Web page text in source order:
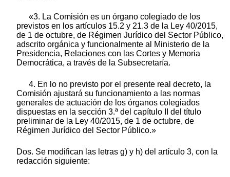
«3. La Comisión es un órgano colegiado de los
previstos en los artículos 15.2 y 21.3 de la Ley 40/2015,
de 1 de octubre, de Régimen Jurídico del Sector Público,
adscrito orgánica y funcionalmente al Ministerio de la
Presidencia, Relaciones con las Cortes y Memoria
Democrática, a través de la Subsecretaría.
4. En lo no previsto por el presente real decreto, la
Comisión ajustará su funcionamiento a las normas
generales de actuación de los órganos colegiados
dispuestas en la sección 3.ª del capítulo II del título
preliminar de la Ley 40/2015, de 1 de octubre, de
Régimen Jurídico del Sector Público.»
Dos. Se modifican las letras g) y h) del artículo 3, con la
redacción siguiente: